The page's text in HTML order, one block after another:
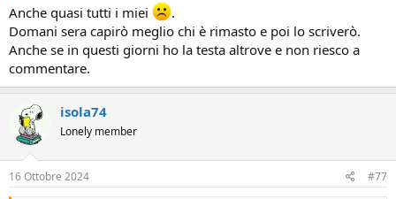
Anche quasi tutti i miei
.
Domani sera capirò meglio chi è rimasto e poi lo scriverò.
Anche se in questi giorni ho la testa altrove e non riesco a
commentare.
isola74
Lonely member
16 Ottobre 2024 #77